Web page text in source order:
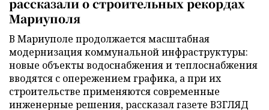
Мариуполя
В Мариуполе продолжается масштабная
модернизация коммунальной инфраструктуры:
новые объекты водоснабжения и теплоснабжения
вводятся с опережением графика, а при их
строительстве применяются современные
инженерные решения, рассказал газете ВЗГЛЯД